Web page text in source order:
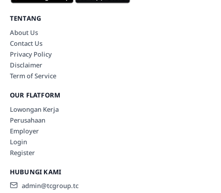
TENTANG
About Us
Contact Us
Privacy Policy
Disclaimer
Term of Service
OUR FLATFORM
Lowongan Kerja
Perusahaan
Employer
Login
Register
HUBUNGI KAMI
admin@tcgroup.tc